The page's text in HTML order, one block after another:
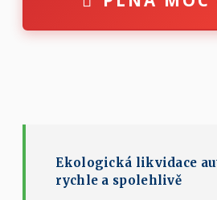
Ekologická likvidace
rychle a spolehlivě